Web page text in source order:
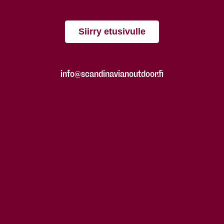
Siirry etusivulle
info@scandinavianoutdoor.fi